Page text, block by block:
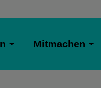
Mitmachen